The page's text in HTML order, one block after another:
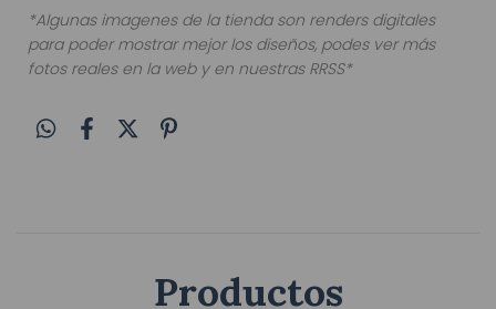
*Algunas imagenes de la tienda son renders digitales
para poder mostrar mejor los diseños, podes ver más
fotos reales en la web y en nuestras RRSS*
Productos